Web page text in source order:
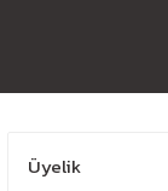
Üyelik